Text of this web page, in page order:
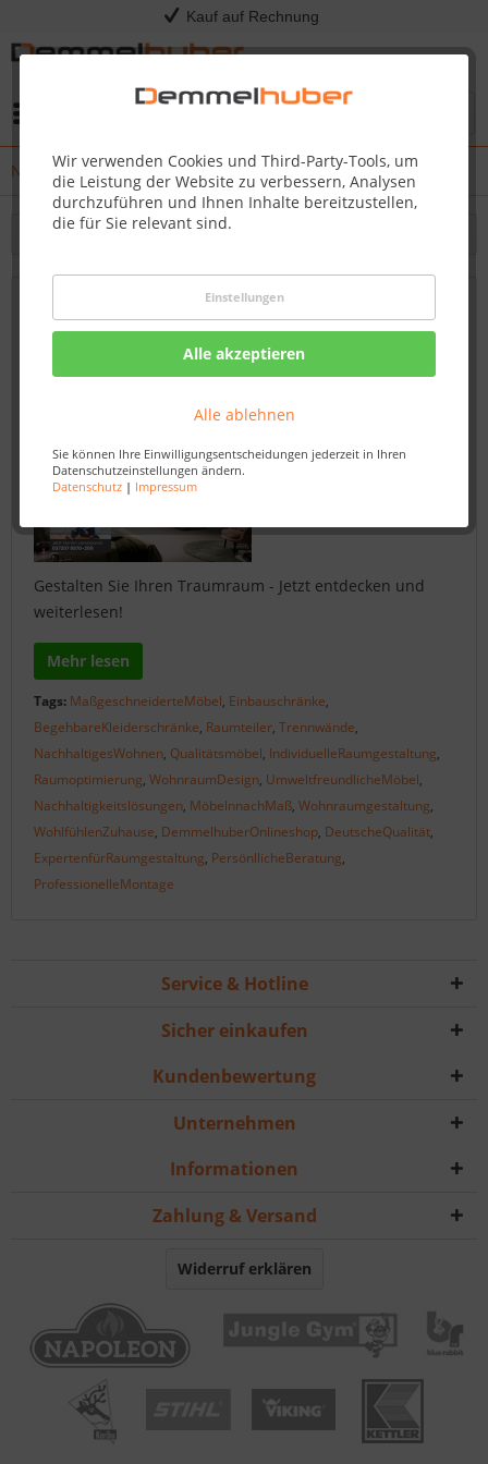
Kauf auf Rechnung
Wir verwenden Cookies und Third-Party-Tools, um
die Leistung der Website zu verbessern, Analysen
durchzuführen und Ihnen Inhalte bereitzustellen,
die für Sie relevant sind.
Einstellungen
Alle akzeptieren
Alle ablehnen
Sie können Ihre Einwilligungsentscheidungen jederzeit in Ihren
Datenschutzeinstellungen ändern.
Datenschutz| Impressum
News
Filtern
Raumteiler, Einbauschränke - Ihre Vision,
Unser Handwerk - Maßgeschneiderte
Raumgestaltung von Demmelhuber
Gestalten Sie Ihren Traumraum - Jetzt entdecken und
weiterlesen!
Mehr lesen
Tags: MaßgeschneiderteMöbel, Einbauschränke,
BegehbareKleiderschränke, Raumteiler, Trennwände,
NachhaltigesWohnen, Qualitätsmöbel, IndividuelleRaumgestaltung,
Raumoptimierung, WohnraumDesign, UmweltfreundlicheMöbel,
Nachhaltigkeitslösungen, MöbelnnachMaß, Wohnraumgestaltung,
WohlfühlenZuhause, DemmelhuberOnlineshop, DeutscheQualität,
ExpertenfürRaumgestaltung, PersönllicheBeratung,
ProfessionelleMontage
Service & Hotline
Sicher einkaufen
Kundenbewertung
Unternehmen
Informationen
Zahlung & Versand
Widerruf erklären